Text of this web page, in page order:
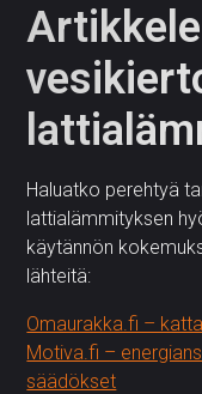
Haluatko perehtyä
lattialämmityksen
käytännön
lähteitä:
Omaurakka.fi –
Motiva.fi –
säädökset